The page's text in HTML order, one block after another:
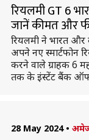
रियलमी GT 6
जानें कीमत और
रियलमी ने भारत
अपने नए स्मार्टफोन
करने वाले ग्राहक 6
तक के इंस्टेंट बैंक
28 May 2024 •